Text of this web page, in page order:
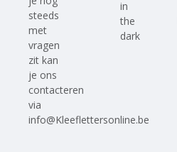
steeds
met
vragen
zit kan
je ons
contacteren
via
info@Kleeflettersonline.be
in
the
dark